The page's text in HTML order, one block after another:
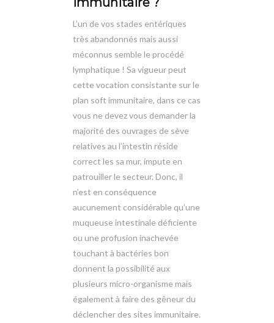
L’un de vos stades entériques
très abandonnés mais aussi
méconnus semble le procédé
lymphatique ! Sa vigueur peut
cette vocation consistante sur le
plan soft immunitaire, dans ce cas
vous ne devez vous demander la
majorité des ouvrages de sève
relatives au l’intestin réside
correct les sa mur, impute en
patrouiller le secteur. Donc, il
n’est en conséquence
aucunement considérable qu’une
muqueuse intestinale déficiente
ou une profusion inachevée
touchant à bactéries bon
donnent la possibilité aux
plusieurs micro-organisme mais
également à faire des gêneur du
déclencher des sites immunitaire.